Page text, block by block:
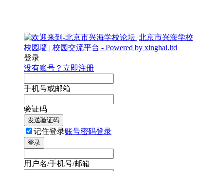
登录
没有账号？立即注册
手机号或邮箱
验证码
发送验证码
记住登录账号密码登录
登录
用户名/手机号/邮箱